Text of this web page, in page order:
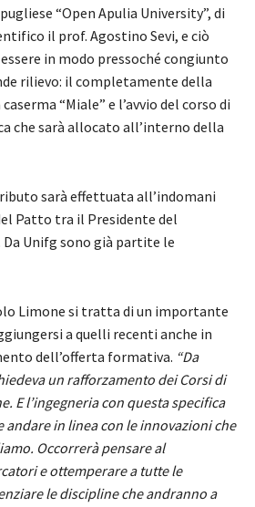
“Open Apulia University”, di
il prof. Agostino Sevi, e ciò
in modo pressoché congiunto
rilievo: il completamente della
“Miale” e l’avvio del corso di
che sarà allocato all’interno della
sarà effettuata all’indomani
Patto tra il Presidente del
Unifg sono già partite le
Limone si tratta di un importante
a quelli recenti anche in
dell’offerta formativa. “Da
un rafforzamento dei Corsi di
E l’ingegneria con questa specifica
andare in linea con le innovazioni che
Occorrerà pensare al
e ottemperare a tutte le
le discipline che andranno a